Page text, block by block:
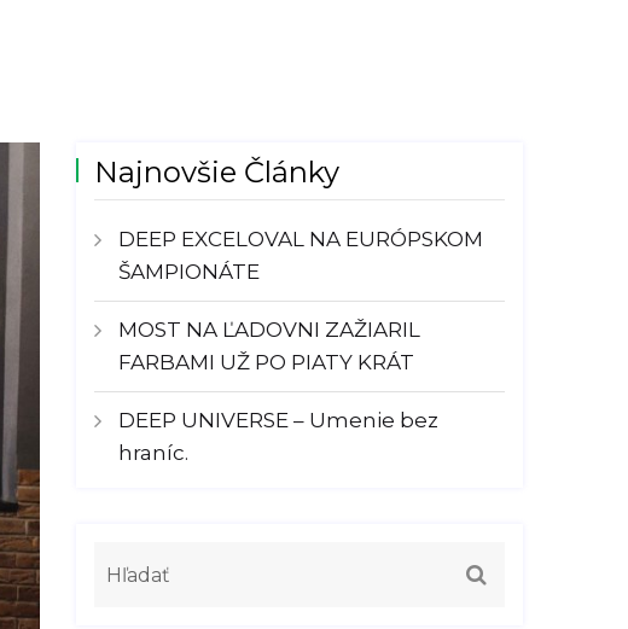
Najnovšie Články
DEEP EXCELOVAL NA EURÓPSKOM
ŠAMPIONÁTE
MOST NA ĽADOVNI ZAŽIARIL
FARBAMI UŽ PO PIATY KRÁT
DEEP UNIVERSE – Umenie bez
hraníc.